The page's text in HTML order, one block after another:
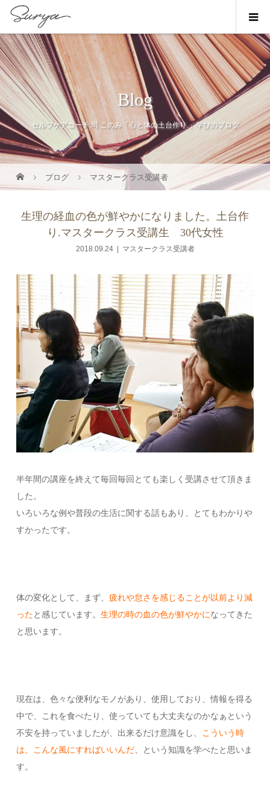
Blog
セルフケアコーチ:司 このみ「心と体の土台作り.」学びのブログ
ブログ マスタークラス受講者
生理の経血の色が鮮やかになりました。土台作
り.マスタークラス受講生 30代女性
2018.09.24 マスタークラス受講者
半年間の講座を終えて毎回毎回とても楽しく受講させて頂きま
した。
いろいろな例や普段の生活に関する話もあり、とてもわかりや
すかったです。
体の変化として、まず、疲れや怠さを感じることが以前より減
ったと感じています。生理の時の血の色が鮮やかになってきた
と思います。
現在は、色々な便利なモノがあり、使用しており、情報を得る
中で、これを食べたり、使っていても大丈夫なのかなぁという
不安を持っていましたが、出来るだけ意識をし、
こういう時
は、こんな風にすればいいんだ 、という知識を学べたと思いま
す。